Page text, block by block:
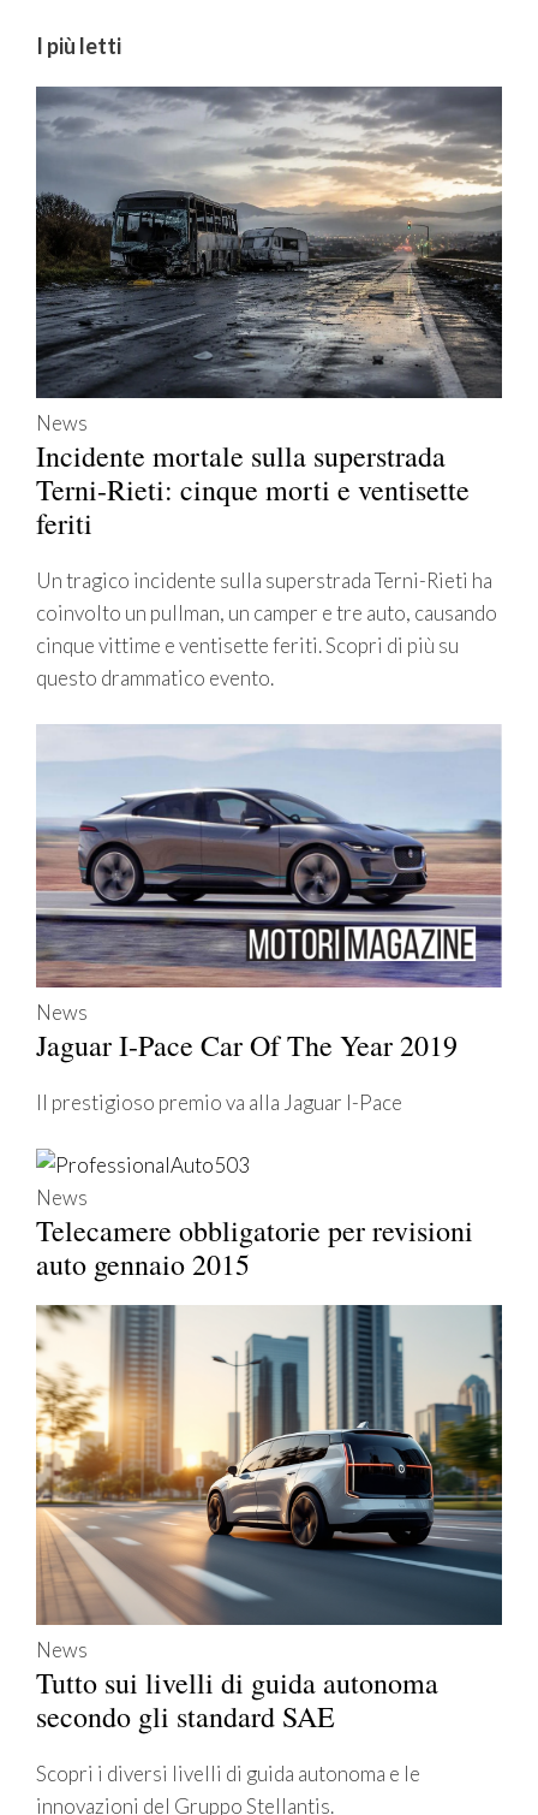
I più letti
News
Incidente mortale sulla superstrada
Terni-Rieti: cinque morti e ventisette
feriti
Un tragico incidente sulla superstrada Terni-Rieti ha
coinvolto un pullman, un camper e tre auto, causando
cinque vittime e ventisette feriti. Scopri di più su
questo drammatico evento.
News
Jaguar I-Pace Car Of The Year 2019
Il prestigioso premio va alla Jaguar I-Pace
News
Telecamere obbligatorie per revisioni
auto gennaio 2015
News
Tutto sui livelli di guida autonoma
secondo gli standard SAE
Scopri i diversi livelli di guida autonoma e le
innovazioni del Gruppo Stellantis.